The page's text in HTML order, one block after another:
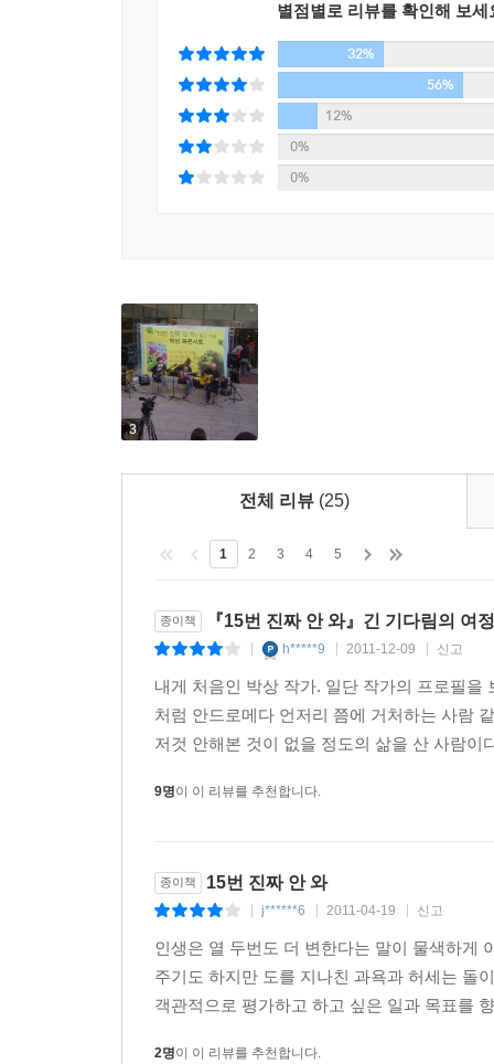
듯합니다. 그래서 그것은 또한 그 ‘불가능성의
(Godot)’라는 상징의 또 다른 상징이라고 말하고
『15번 진짜 안 와』는 기다림에 대한 소설이다
소설을 통해 작가가 우리에게 내준 숙제가 아닐
있듯이 부끄럽지 않을 날들이다. 소설 속에 나
‘기다림으로부터의 떠남’일 수도 있다. 그렇지
종용하고 있는 것일지도 모른다. 기다리고 기다
것이라는 것을 작가는 말하고 싶었던 것이다. 그
하는 힘이 된다는 것을 말하고 싶었던 것이다.
않을 것들을 상징하는 하나의 알레고리다. 『15
돌아보게 만드는 작품이다. 행복하고 즐거운 미래
대해서 생각하지 못했다. 우리는 모두 무엇을 기다
꽤나 난감한 등장, 소설가 박상
경험하면서 치열한 삶의 터전에서 생존하는 방
고스란히 묻어 나오고 있다. 전업 소설가이지만
장본인이다. 또한 국내 최초의 문인 밴드 ‘말도안
기타, 베이스를 맡고 있다. 소설가 노희준이
베이스기타를 맡아 밴드를 전격 결성했다. ‘젊은
꾸준히 여러 공연을 하면서 활발한 활동을 하고
이것이 박상 소설의 근본적인 뿌리이고 앞으로
이야기했다.
“스코틀랜드의 네스 호에는 네시가 산다. 네팔
마핀과리가 살고 있다. 그리고 한국에는 박상이 산
작가 뒷담화
별점별로 리뷰를 확인해 보세
32%
56%
12%
0%
0%
3
전체 리뷰 (25)
1 2 3 4 5
종이책 『15번 진짜 안 와』긴 기다림의 여정
h*****9 2011-12-09 신고
내게 처음인 박상 작가. 일단 작가의 프로필
처럼 안드로메다 언저리 쯤에 거처하는 사람
저것 안해본 것이 없을 정도의 삶을 산 사람
9명이 이 리뷰를 추천합니다.
종이책 15번 진짜 안 와
j******6 2011-04-19 신고
인생은 열 두번도 더 변한다는 말이 물색하게
주기도 하지만 도를 지나친 과욕과 허세는 돌
객관적으로 평가하고 하고 싶은 일과 목표를
2명이 이 리뷰를 추천합니다.